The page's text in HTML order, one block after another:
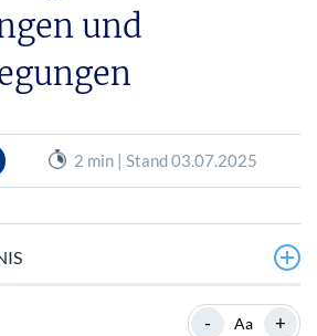
und
2 min | Stand 03.07.2025
steigt mit $3 Strike Call Option
- Aa +